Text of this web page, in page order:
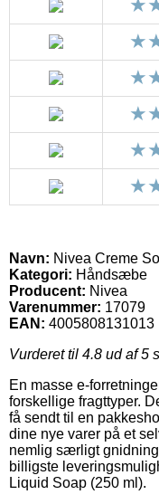
Navn: Nivea Creme
Kategori: Håndsæbe
Producent: Nivea
Varenummer: 17079
EAN: 4005808131013
Vurderet til 4.8 ud af 5
En masse e-
forskellige fragttyper.
få sendt til en
dine nye varer på et
nemlig særligt
billigste
Liquid Soap (250 ml).